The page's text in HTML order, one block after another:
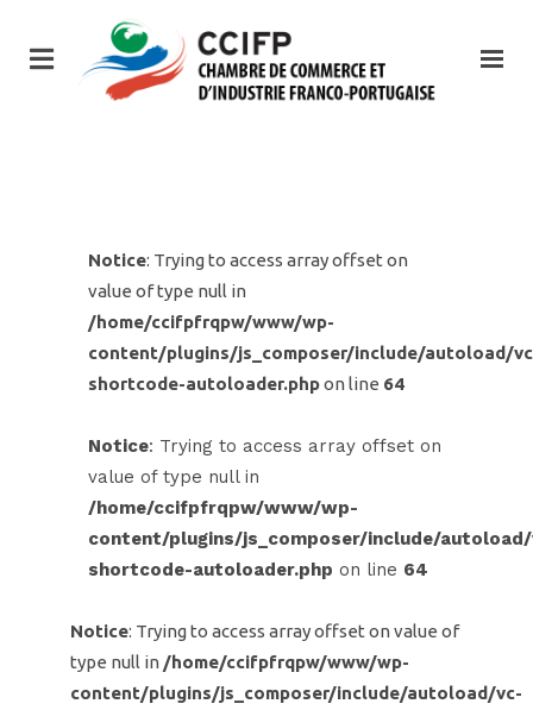
Notice: Trying to access array offset on
value of type null in
/home/ccifpfrqpw/www/wp-
content/plugins/js_composer/include/autoload/
shortcode-autoloader.phpon line 64
Notice: Trying to access array offset on
value of type null in
/home/ccifpfrqpw/www/wp-
content/plugins/js_composer/include/
shortcode-autoloader.php on line 64
Notice: Trying to access array offset on value of
type null in /home/ccifpfrqpw/www/wp-
content/plugins/js_composer/include/autoload/vc-